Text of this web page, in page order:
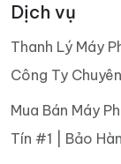
Dịch vụ
Thanh Lý Máy
Công Ty
Mua Bán Máy
Tín #1 | Bảo